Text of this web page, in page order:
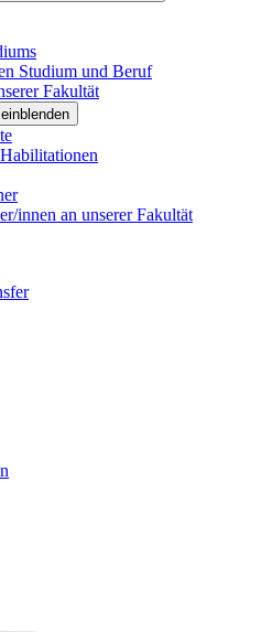
Studium und Beruf
Fakultät
innen an unserer Fakultät